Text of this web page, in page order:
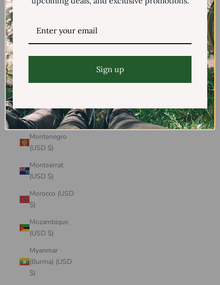
Mayotte (USD
Mexico (USD $)
Mongolia (USD
$)
Montenegro
(USD $)
Montserrat
(USD $)
Morocco (USD
$)
Mozambique
(USD $)
Myanmar
(Burma) (USD
$)
Sign up